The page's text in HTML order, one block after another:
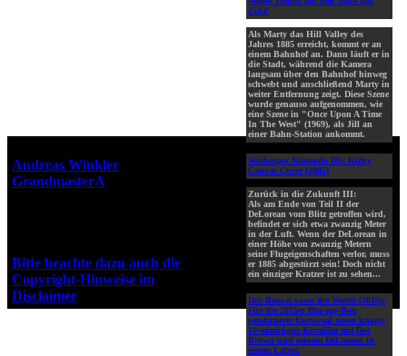
ZidZ
Als Marty das Hill Valley des
Jahres 1885 erreicht, kommt er an
einem Bahnhof an. Dann läuft er in
die Stadt, während die Kamera
langsam über den Bahnhof hinweg
schwebt und anschließend Marty in
weiter Entfernung zeigt. Diese Szene
wurde genauso aufgenommen, wie
eine Szene in "Once Upon A Time
In The West" (1969), als Jill an
einer Bahn-Station ankommt.
Werbespot Nintendo DS: Kirby
Canvas Curse (2005)
Zurück in die Zukunft III:
Als am Ende von Teil II der
DeLorean vom Blitz getroffen wird,
befindet er sich etwa zwanzig Meter
in der Luft. Wenn der DeLorean in
einer Höhe von zwanzig Metern
seine Flugeigenschaften verlor, muss
er 1885 abgestürzt sein! Doch nicht
ein einziger Kratzer ist zu sehen...
Doc Brown saves the World (2015):
Für die 2015er Blu-ray-Box
produzierte Universal einen knapp
10-minütigen Kurzfilm mit Doc
Brown und seinem DeLorean in
einem Labor.
Andreas Winkler
GrandmasterA
Bitte beachte dazu auch die
Copyright-Hinweise im
Disclaimer